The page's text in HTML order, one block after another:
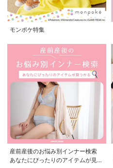
モンポケ特集
産前産後のお悩み別インナー検索
あなたにぴったりのアイテムが見つ